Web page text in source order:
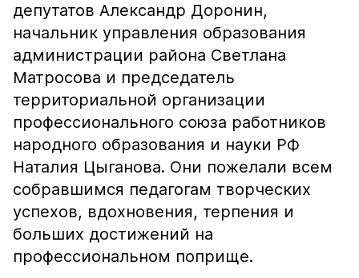
депутатов Александр Доронин,
начальник управления образования
администрации района Светлана
Матросова и председатель
территориальной организации
профессионального союза работников
народного образования и науки РФ
Наталия Цыганова. Они пожелали всем
собравшимся педагогам творческих
успехов, вдохновения, терпения и
больших достижений на
профессиональном поприще.